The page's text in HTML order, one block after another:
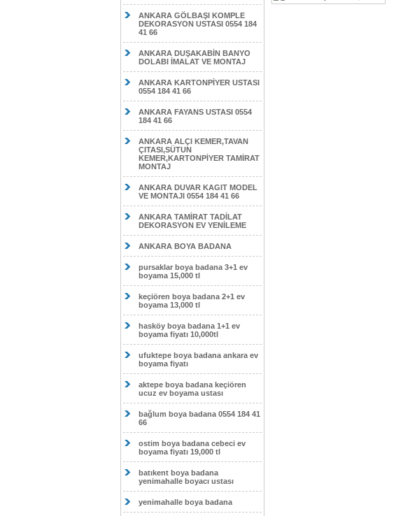
ANKARA GÖLBAŞI KOMPLE
DEKORASYON USTASI 0554 184
41 66
ANKARA DUŞAKABİN BANYO
DOLABI İMALAT VE MONTAJ
ANKARA KARTONPİYER USTASI
0554 184 41 66
ANKARA FAYANS USTASI 0554
184 41 66
ANKARA ALÇI KEMER,TAVAN
ÇITASI,SÜTUN
KEMER,KARTONPİYER TAMİRAT
MONTAJ
ANKARA DUVAR KAGIT MODEL
VE MONTAJI 0554 184 41 66
ANKARA TAMİRAT TADİLAT
DEKORASYON EV YENİLEME
ANKARA BOYA BADANA
pursaklar boya badana 3+1 ev
boyama 15,000 tl
keçiören boya badana 2+1 ev
boyama 13,000 tl
hasköy boya badana 1+1 ev
boyama fiyatı 10,000tl
ufuktepe boya badana ankara ev
boyama fiyatı
aktepe boya badana keçiören
ucuz ev boyama ustası
bağlum boya badana 0554 184 41
66
ostim boya badana cebeci ev
boyama fiyatı 19,000 tl
batıkent boya badana
yenimahalle boyacı ustası
yenimahalle boya badana